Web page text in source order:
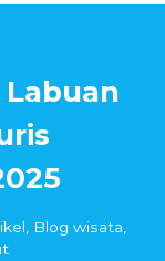
Blog wisata